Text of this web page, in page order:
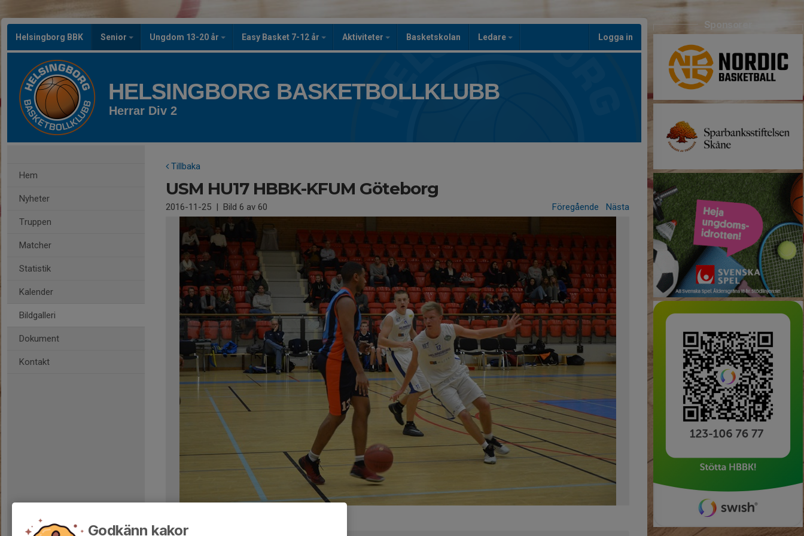
Helsingborg BBK Senior Ungdom 13-20 år Easy Basket 7-12 år Aktiviteter Basketskolan Ledare Logga in
HELSINGBORG BASKETBOLLKLUBB
Herrar Div 2
Hem
Nyheter
Truppen
Matcher
Statistik
Kalender
Bildgalleri
Dokument
Kontakt
Tillbaka
USM HU17 HBBK-KFUM Göteborg
2016-11-25 | Bild 6 av 60 Föregående Nästa
Kommentarer
Sponsorer
Godkänn kakor